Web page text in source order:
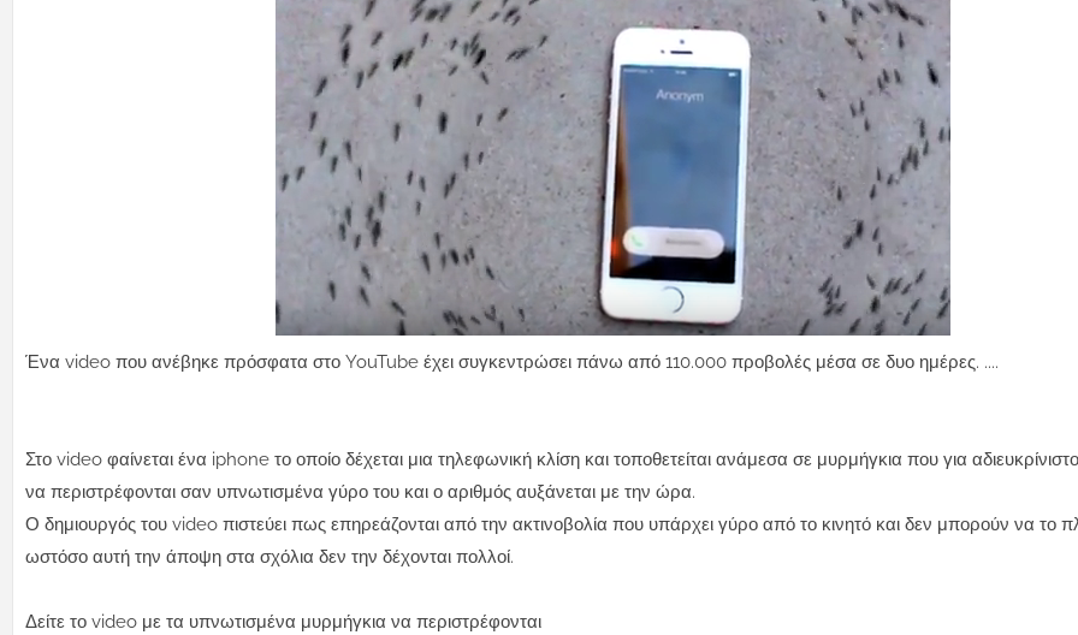
Ένα video που ανέβηκε πρόσφατα στο YouTube έχει συγκεντρώσει πάνω από 110.000 προβολές μέσα σε δυο ημέρες. ....
Στο video φαίνεται ένα iphone το οποίο δέχεται μια τηλεφωνική κλίση και τοποθετείται ανάμεσα σε μυρμήγκια που για
να περιστρέφονται σαν υπνωτισμένα γύρο του και ο αριθμός αυξάνεται με την ώρα.
Ο δημιουργός του video πιστεύει πως επηρεάζονται από την ακτινοβολία που υπάρχει γύρο από το κινητό και δεν μπορούν να το
ωστόσο αυτή την άποψη στα σχόλια δεν την δέχονται πολλοί.
Δείτε το video με τα υπνωτισμένα μυρμήγκια να περιστρέφονται